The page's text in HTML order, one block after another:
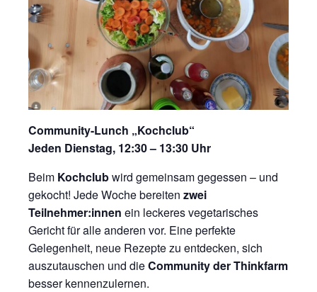
Community-Lunch „Kochclub“
Jeden Dienstag, 12:30 – 13:30 Uhr
Beim Kochclubwird gemeinsam gegessen – und
gekocht! Jede Woche bereiten zwei
Teilnehmer:innen ein leckeres vegetarisches
Gericht für alle anderen vor. Eine perfekte
Gelegenheit, neue Rezepte zu entdecken, sich
auszutauschen und dieCommunity der Thinkfarm
besser kennenzulernen.